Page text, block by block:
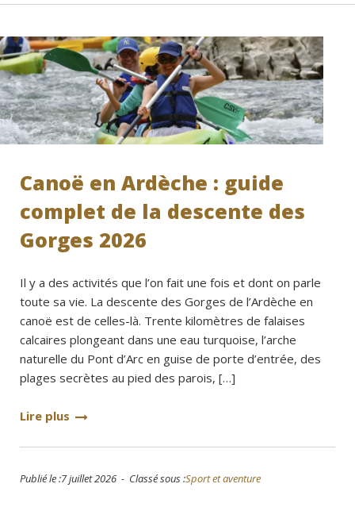
Canoë en Ardèche : guide
complet de la descente des
Gorges 2026
Il y a des activités que l’on fait une fois et dont on parle
toute sa vie. La descente des Gorges de l’Ardèche en
canoë est de celles-là. Trente kilomètres de falaises
calcaires plongeant dans une eau turquoise, l’arche
naturelle du Pont d’Arc en guise de porte d’entrée, des
plages secrètes au pied des parois, […]
Lire plus
Publié le :7 juillet 2026 - Classé sous :Sport et aventure